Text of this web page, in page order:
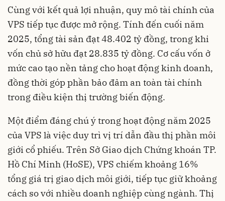
Cùng với kết quả lợi nhuận, quy mô tài chính của
VPS tiếp tục được mở rộng. Tính đến cuối năm
2025, tổng tài sản đạt 48.402 tỷ đồng, trong khi
vốn chủ sở hữu đạt 28.835 tỷ đồng. Cơ cấu vốn ở
mức cao tạo nền tảng cho hoạt động kinh doanh,
đồng thời góp phần bảo đảm an toàn tài chính
trong điều kiện thị trường biến động.
Một điểm đáng chú ý trong hoạt động năm 2025
của VPS là việc duy trì vị trí dẫn đầu thị phần môi
giới cổ phiếu. Trên Sở Giao dịch Chứng khoán TP.
Hồ Chí Minh (HoSE), VPS chiếm khoảng 16%
tổng giá trị giao dịch môi giới, tiếp tục giữ khoảng
cách so với nhiều doanh nghiệp cùng ngành. Thị